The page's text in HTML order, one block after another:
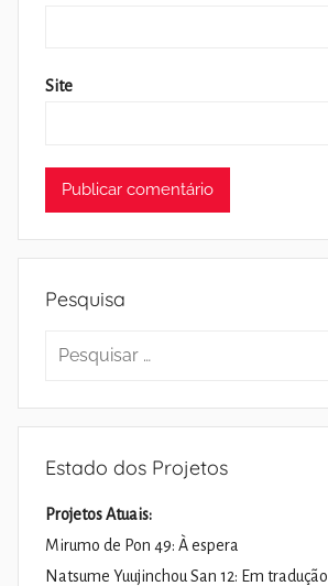
Site
Pesquisa
Pesquisar
Estado dos Projetos
Projetos Atuais:
Mirumo de Pon 49: À espera
Natsume Yuujinchou San 12: Em tradução